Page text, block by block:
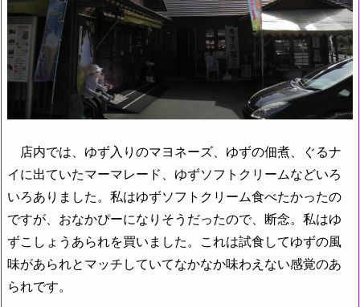
店内では、ゆず入りのマヨネーズ、ゆずの佃煮、ぐるナ
イに出ていたマーマレード、ゆずソフトクリームなどいろ
いろありました。私はゆずソフトクリーム食べたかったの
ですが、おなかぴーになりそうだったので、断念。私はゆ
ずこしょうあられを買いました。これは試食してゆずの風
味があられとマッチしていてなかなか味わえない感覚のあ
られです。